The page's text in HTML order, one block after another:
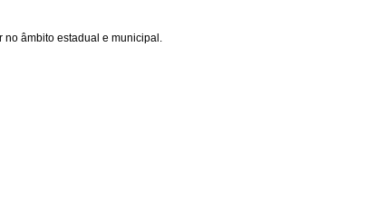
no âmbito estadual e municipal.